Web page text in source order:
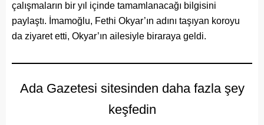
çalışmaların bir yıl içinde tamamlanacağı bilgisini
paylaştı. İmamoğlu, Fethi Okyar’ın adını taşıyan koroyu
da ziyaret etti, Okyar’ın ailesiyle biraraya geldi.
Ada Gazetesi sitesinden daha fazla şey
keşfedin